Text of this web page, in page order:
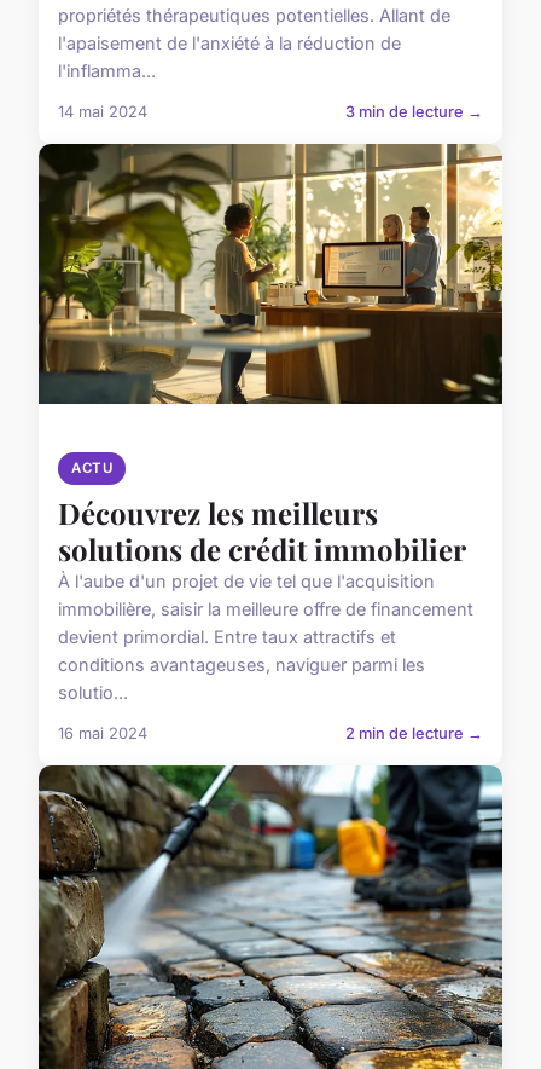
propriétés thérapeutiques potentielles. Allant de
l'apaisement de l'anxiété à la réduction de
l'inflamma...
14 mai 2024 3 min de lecture →
ACTU
Découvrez les meilleurs
solutions de crédit immobilier
À l'aube d'un projet de vie tel que l'acquisition
immobilière, saisir la meilleure offre de financement
devient primordial. Entre taux attractifs et
conditions avantageuses, naviguer parmi les
solutio...
16 mai 2024 2 min de lecture →